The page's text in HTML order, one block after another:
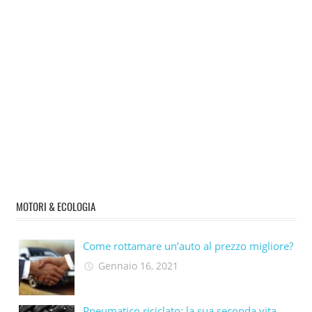
MOTORI & ECOLOGIA
Come rottamare un’auto al prezzo migliore?
Gennaio 16, 2021